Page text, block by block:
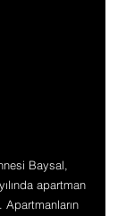
Baysal,
apartman